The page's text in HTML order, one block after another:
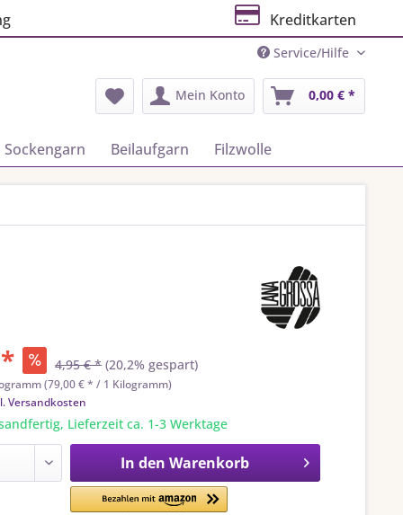
Kreditkarten
Service/Hilfe
Mein Konto 0,00 € *
Sockengarn Beilaufgarn Filzwolle
4,95 € * (20,2% gespart)
(79,00 € * / 1 Kilogramm)
Versandkosten
Lieferzeit ca. 1-3 Werktage
In den Warenkorb